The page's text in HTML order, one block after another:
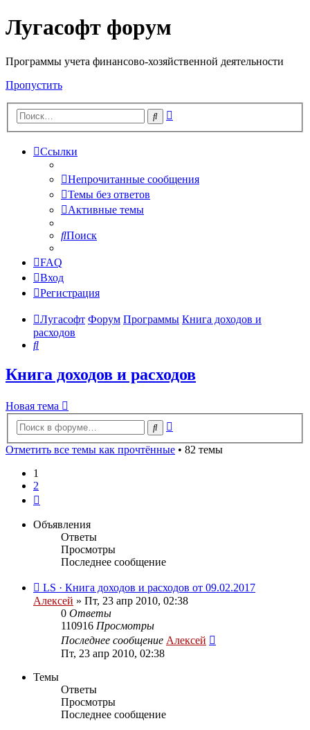
Лугасофт форум
Программы учета финансово-хозяйственной деятельности
Пропустить
Поиск
Ссылки
Непрочитанные сообщения
Темы без ответов
Активные темы
Поиск
FAQ
Вход
Регистрация
Лугасофт Форум Программы Книга доходов и
расходов
Поиск
Книга доходов и расходов
Новая тема
Поиск
Отметить все темы как прочтённые • 82 темы
1
2
Объявления
Ответы
Просмотры
Последнее сообщение
LS · Книга доходов и расходов от 09.02.2017
Алексей » Пт, 23 апр 2010, 02:38
0 Ответы
110916 Просмотры
Последнее сообщение Алексей
Пт, 23 апр 2010, 02:38
Темы
Ответы
Просмотры
Последнее сообщение